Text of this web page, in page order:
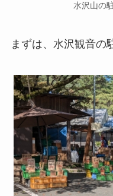
水沢山の
まずは、水沢観音の